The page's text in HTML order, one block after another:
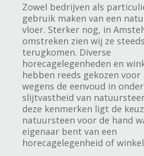
Zowel bedrijven als
gebruik maken van een
vloer. Sterker nog, in
omstreken zien wij ze
terugkomen. Diverse
horecagelegenheden en
hebben reeds gekozen
wegens de eenvoud in
slijtvastheid van
deze kenmerken ligt de
natuursteen voor de hand
eigenaar bent van een
horecagelegenheid of